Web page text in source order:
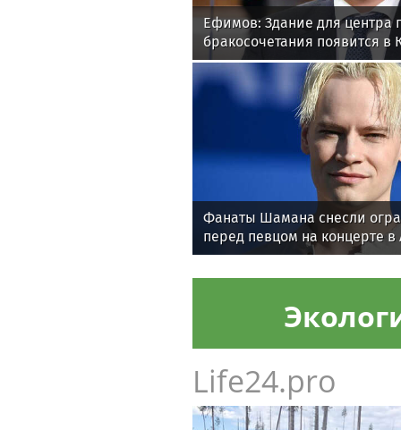
Ефимов: Здание для центра
бракосочетания появится в
Фанаты Шамана снесли
перед певцом на концерте в
Life24.pro